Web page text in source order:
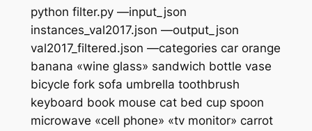
python filter.py —input_json
instances_val2017.json —output_json
val2017_filtered.json —categories car orange
banana «wine glass» sandwich bottle vase
bicycle fork sofa umbrella toothbrush
keyboard book mouse cat bed cup spoon
microwave «cell phone» «tv monitor» carrot